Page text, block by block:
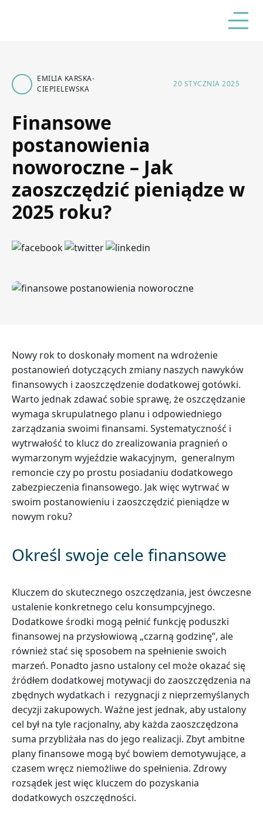
EMILIA KARSKA-
CIEPIELEWSKA
20 STYCZNIA 2025
Finansowe
postanowienia
noworoczne – Jak
zaoszczędzić pieniądze w
2025 roku?
Nowy rok to doskonały moment na wdrożenie
postanowień dotyczących zmiany naszych nawyków
finansowych i zaoszczędzenie dodatkowej gotówki.
Warto jednak zdawać sobie sprawę, że oszczędzanie
wymaga skrupulatnego planu i odpowiedniego
zarządzania swoimi finansami. Systematyczność i
wytrwałość to klucz do zrealizowania pragnień o
wymarzonym wyjeździe wakacyjnym, generalnym
remoncie czy po prostu posiadaniu dodatkowego
zabezpieczenia finansowego. Jak więc wytrwać w
swoim postanowieniu i zaoszczędzić pieniądze w
nowym roku?
Określ swoje cele finansowe
Kluczem do skutecznego oszczędzania, jest ówczesne
ustalenie konkretnego celu konsumpcyjnego.
Dodatkowe środki mogą pełnić funkcję poduszki
finansowej na przysłowiową „czarną godzinę”, ale
również stać się sposobem na spełnienie swoich
marzeń. Ponadto jasno ustalony cel może okazać się
źródłem dodatkowej motywacji do zaoszczędzenia na
zbędnych wydatkach i rezygnacji z nieprzemyślanych
decyzji zakupowych. Ważne jest jednak, aby ustalony
cel był na tyle racjonalny, aby każda zaoszczędzona
suma przybliżała nas do jego realizacji. Zbyt ambitne
plany finansowe mogą być bowiem demotywujące, a
czasem wręcz niemożliwe do spełnienia. Zdrowy
rozsądek jest więc kluczem do pozyskania
dodatkowych oszczędności.